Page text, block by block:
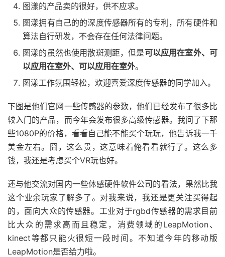
图漾的产品卖的很好，供不应求。
图漾拥有自己的的深度传感器所有的专利，所有硬件和
算法自行研发，不会存在任何法律问题。
图漾的虽然也使用散斑测距，但是可以应用在室外、可
以应用在室外、可以应用在室外。
图漾工作氛围轻松，欢迎喜爱深度传感器的同学加入。
下图是他们官网一些传感器的参数，他们已经发布了很多比
较入门的产品，而今年会发布很多高级传感器。我问了下那
些1080P的价格，看看自己能不能买个玩玩，他告诉我一千
美金左右。囧，这么贵，这意味着俺看看就行了。这么多
钱，我还是考虑买个VR玩也好。
还与他交流对国内一些体感硬件软件公司的看法，果然比我
这个业余玩家了解多了。对我来说，我还是更关注买得起
的，面向大众的传感器。工业对于rgbd传感器的需求目前
比大众的需求高而且稳定，消费领域的LeapMotion、
kinect等都只能火很短一段时间。不知道今年的移动版
LeapMotion是否给力啦。